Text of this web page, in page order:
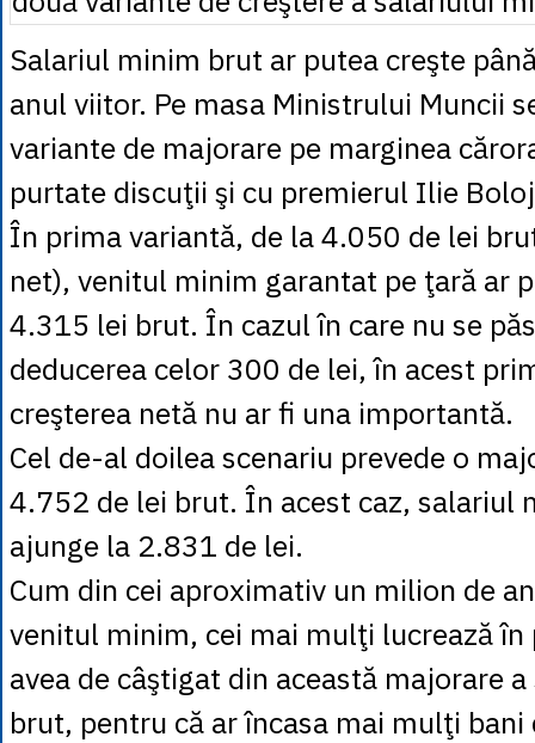
1 RUB = 0.0530
1 TRY= 0.1141
1 UAH= 0.1048
1 XDR= 5.9383
1 ZAR= 0.2318
Salariul minim brut ar putea creşte
anul viitor. Pe masa Ministrului Muncii
variante de majorare pe marginea
purtate discuţii şi cu premierul Ilie
În prima variantă, de la 4.050 de lei
net), venitul minim garantat pe ţară ar
4.315 lei brut. În cazul în care nu se
deducerea celor 300 de lei, în acest
creşterea netă nu ar fi una importantă.
Cel de-al doilea scenariu prevede o
4.752 de lei brut. În acest caz, salariul
ajunge la 2.831 de lei.
Cum din cei aproximativ un milion de
venitul minim, cei mai mulţi lucrează
avea de câştigat din această majorare
brut, pentru că ar încasa mai mulţi